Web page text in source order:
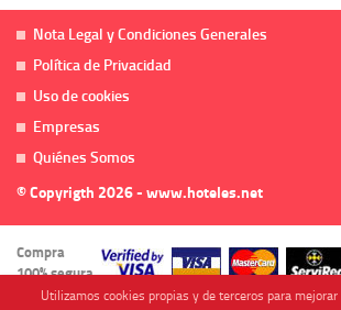
Nota Legal y Condiciones Generales
Política de Privacidad
Uso de cookies
Empresas
Quiénes Somos
© Copyrigth 2026 - www.hoteles.net
Compra
100% segura
Utilizamos cookies propias y de terceros para